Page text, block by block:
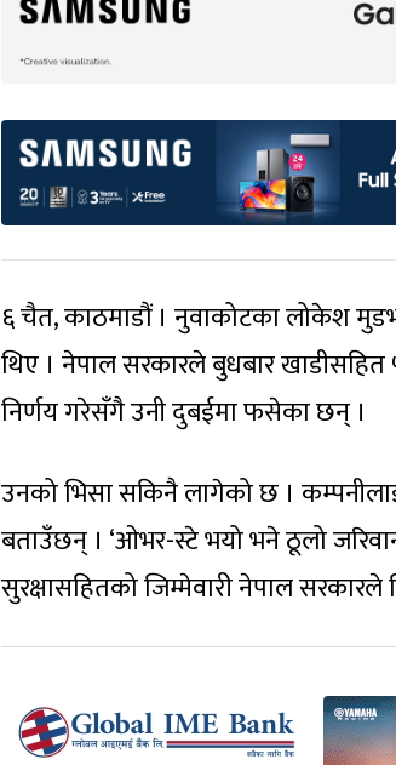
६ चैत, काठमाडौं । नुवाकोटका लोकेश
थिए । नेपाल सरकारले बुधबार
निर्णय गरेसँगै उनी दुबईमा फसेका छन् ।
उनको भिसा सकिनै लागेको छ ।
बताउँछन् । ‘ओभर-स्टे भयो भने ठूलो
सुरक्षासहितको जिम्मेवारी नेपाल सरकारले